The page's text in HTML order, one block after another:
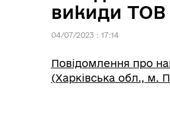
викиди
04/07/2023 : 17:14
Повідомлення про
(Харківська обл., м.